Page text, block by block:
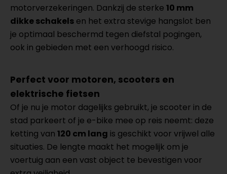
motorverzekeringen. Dankzij de sterke 10 mm
dikke schakels en het extra stevige hangslot ben
je optimaal beschermd tegen diefstal pogingen,
ook in gebieden met een verhoogd risico.
Perfect voor motoren, scooters en
elektrische fietsen
Of je nu je motor dagelijks gebruikt, je scooter in de
stad parkeert of je e-bike mee op reis neemt: deze
ketting van 120 cm lang is geschikt voor vrijwel alle
situaties. De lengte maakt het mogelijk om je
voertuig aan een vast object te bevestigen voor